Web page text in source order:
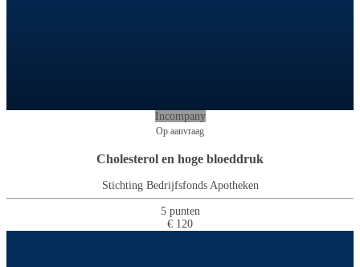
Incompany
Op aanvraag
Cholesterol en hoge bloeddruk
Stichting Bedrijfsfonds Apotheken
5 punten
€ 120